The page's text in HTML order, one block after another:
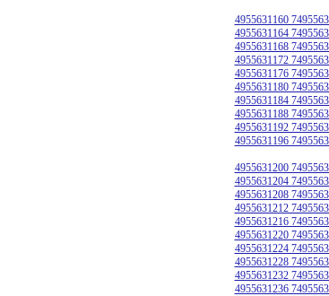
4955631160
4955631164
4955631168
4955631172
4955631176
4955631180
4955631184
4955631188
4955631192
4955631196
4955631200
4955631204
4955631208
4955631212
4955631216
4955631220
4955631224
4955631228
4955631232
4955631236